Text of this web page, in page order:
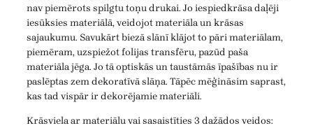
nav piemērots spilgtu toņu drukai. Jo iespiedkrāsa daļēji
iesūksies materiālā, veidojot materiāla un krāsas
sajaukumu. Savukārt biezā slānī klājot to pāri materiālam,
piemēram, uzspiežot folijas transfēru, pazūd paša
materiāla jēga. Jo tā optiskās un taustāmās īpašības nu ir
paslēptas zem dekoratīvā slāņa. Tāpēc mēģināsim saprast,
kas tad vispār ir dekorējamie materiāli.
Krāsviela ar materiālu vai sasaistīties 3 dažādos veidos: